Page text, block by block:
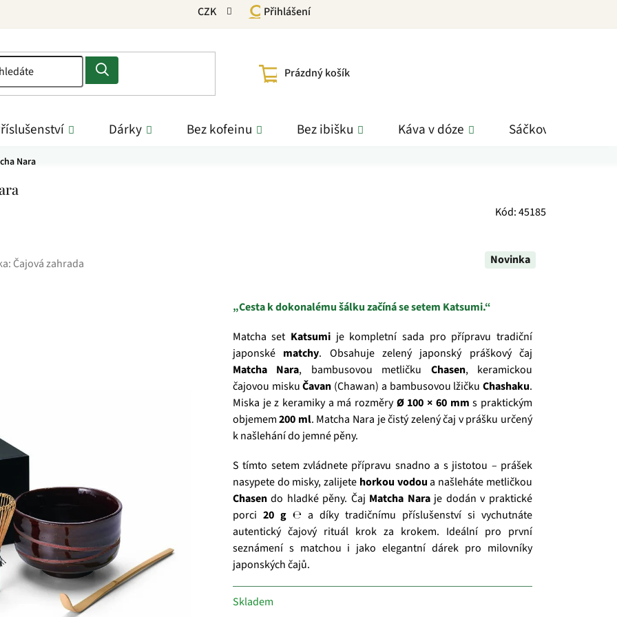
CZK Přihlášení
NÁKUPNÍ
Prázdný košík
Dárky Bez kofeinu Bez ibišku Káva v dóze Sáčkové čaje
Nara
Kód:45185
Novinka
Čajová zahrada
Skladem
„Cesta k dokonalému šálku začíná se setem Katsumi.“
Matcha set Katsumi je kompletní sada pro přípravu tradiční
japonské matchy. Obsahuje zelený japonský práškový čaj
Matcha Nara, bambusovou metličku Chasen, keramickou
čajovou miskuČavan (Chawan) a bambusovou lžičku Chashaku.
Miska je z keramiky a má rozměryØ 100 × 60 mm s praktickým
objemem200 ml. Matcha Nara je čistý zelený čaj v prášku určený
k našlehání do jemné pěny.
S tímto setem zvládnete přípravu snadno a s jistotou – prášek
nasypete do misky, zalijete horkou vodoua našleháte metličkou
Chasendo hladké pěny. Čaj Matcha Naraje dodán v praktické
porci 20 g ℮ a díky tradičnímu příslušenství si vychutnáte
autentický čajový rituál krok za krokem. Ideální pro první
seznámení s matchou i jako elegantní dárek pro milovníky
japonských čajů.